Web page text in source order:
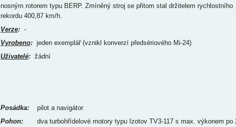
nosným rotorem typu BERP. Zmíněný stroj se přitom stal držitelem rychlostního
rekordu 400,87 km/h.
Verze:-
Vyrobeno:jeden exemplář (vznikl konverzí předsériového Mi-24)
Uživatelé:žádní
Posádka:pilot a navigátor
Pohon:dva turbohřídelové motory typu Izotov TV3-117 s max. výkonem po